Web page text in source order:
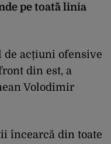
pe toată linia
de acțiuni ofensive
din est, a
Volodimir
încearcă din toate